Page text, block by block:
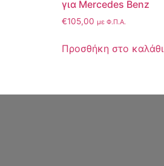
για Mercedes Benz
€105,00 με Φ.Π.Α.
Προσθήκη στο καλάθι